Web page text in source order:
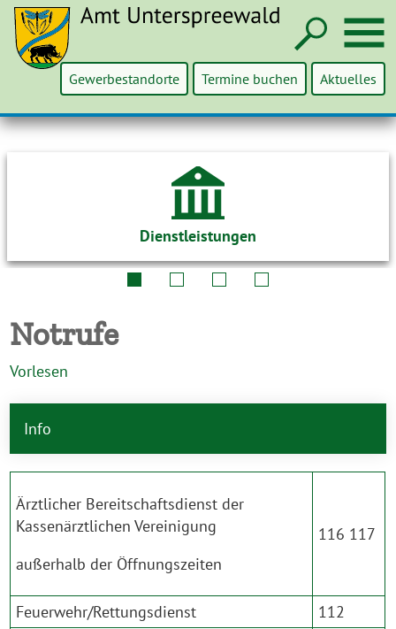
Gewerbestandorte Termine buchen Aktuelles
Dienstleistungen
Notrufe
Vorlesen
Info
Ärztlicher Bereitschaftsdienst der
Kassenärztlichen Vereinigung
außerhalb der Öffnungszeiten
116 117
Feuerwehr/Rettungsdienst
112